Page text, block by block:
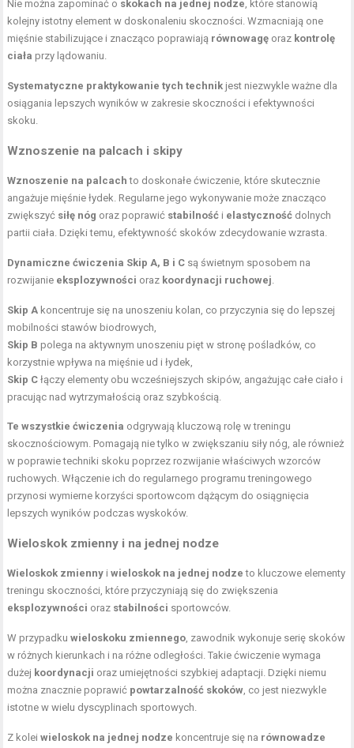
Nie można zapominać o skokach na jednej nodze, które stanowią
kolejny istotny element w doskonaleniu skoczności. Wzmacniają one
mięśnie stabilizujące i znacząco poprawiają równowagę oraz kontrolę
ciała przy lądowaniu.
Systematyczne praktykowanie tych technik jest niezwykle ważne dla
osiągania lepszych wyników w zakresie skoczności i efektywności
skoku.
Wznoszenie na palcach i skipy
Wznoszenie na palcach to doskonałe ćwiczenie, które skutecznie
angażuje mięśnie łydek. Regularne jego wykonywanie może znacząco
zwiększyć siłę nóg oraz poprawić stabilność i elastyczność dolnych
partii ciała. Dzięki temu, efektywność skoków zdecydowanie wzrasta.
Dynamiczne ćwiczenia Skip A, B i C są świetnym sposobem na
rozwijanie eksplozywności oraz koordynacji ruchowej.
Skip A koncentruje się na unoszeniu kolan, co przyczynia się do lepszej
mobilności stawów biodrowych,
Skip B polega na aktywnym unoszeniu pięt w stronę pośladków, co
korzystnie wpływa na mięśnie ud i łydek,
Skip C łączy elementy obu wcześniejszych skipów, angażując całe ciało i
pracując nad wytrzymałością oraz szybkością.
Te wszystkie ćwiczenia odgrywają kluczową rolę w treningu
skocznościowym. Pomagają nie tylko w zwiększaniu siły nóg, ale również
w poprawie techniki skoku poprzez rozwijanie właściwych wzorców
ruchowych. Włączenie ich do regularnego programu treningowego
przynosi wymierne korzyści sportowcom dążącym do osiągnięcia
lepszych wyników podczas wyskoków.
Wieloskok zmienny i na jednej nodze
Wieloskok zmienny iwieloskok na jednej nodze to kluczowe elementy
treningu skoczności, które przyczyniają się do zwiększenia
eksplozywności oraz stabilności sportowców.
W przypadkuwieloskoku zmiennego, zawodnik wykonuje serię skoków
w różnych kierunkach i na różne odległości. Takie ćwiczenie wymaga
dużej koordynacji oraz umiejętności szybkiej adaptacji. Dzięki niemu
można znacznie poprawić powtarzalność skoków, co jest niezwykle
istotne w wielu dyscyplinach sportowych.
Z koleiwieloskok na jednej nodze koncentruje się na równowadze